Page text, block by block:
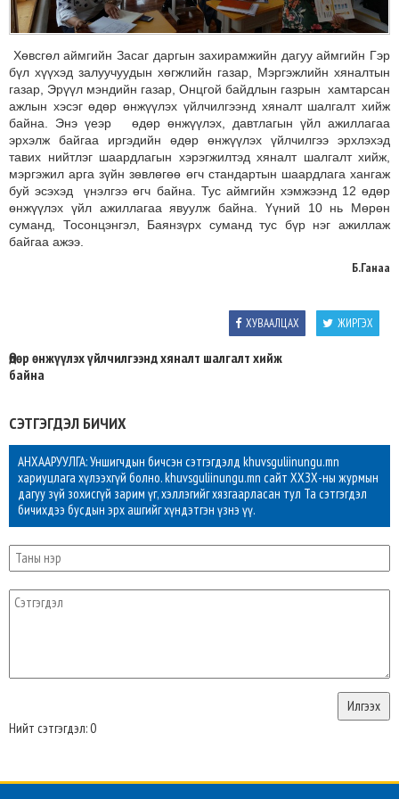
Хөвсгөл аймгийн Засаг даргын захирамжийн дагуу аймгийн Гэр
бүл хүүхэд залуучуудын хөгжлийн газар, Мэргэжлийн хяналтын
газар, Эрүүл мэндийн газар, Онцгой байдлын газрын хамтарсан
ажлын хэсэг өдөр өнжүүлэх үйлчилгээнд хяналт шалгалт хийж
байна. Энэ үеэр
өдөр өнжүүлэх, давтлагын үйл ажиллагаа
эрхэлж байгаа иргэдийн өдөр өнжүүлэх үйлчилгээ эрхлэхэд
тавих нийтлэг шаардлагын хэрэгжилтэд хяналт шалгалт хийж,
мэргэжил арга зүйн зөвлөгөө өгч стандартын шаардлага хангаж
буй эсэхэд
үнэлгээ өгч байна. Тус аймгийн хэмжээнд 12 өдөр
өнжүүлэх үйл ажиллагаа явуулж байна. Үүний 10 нь Мөрөн
суманд, Тосонцэнгэл, Баянзүрх суманд тус бүр нэг ажиллаж
байгаа ажээ.
Б.Ганаа
ЖИРГЭХ
ХУВААЛЦАХ
Өдөр өнжүүлэх үйлчилгээнд хяналт шалгалт хийж
байна
СЭТГЭГДЭЛ БИЧИХ
АНХААРУУЛГА: Уншигчдын бичсэн сэтгэгдэлд khuvsguliinungu.mn
хариуцлага хүлээхгүй болно. khuvsguliinungu.mn сайт ХХЗХ-ны журмын
дагуу зүй зохисгүй зарим үг, хэллэгийг хязгаарласан тул Та сэтгэгдэл
бичихдээ бусдын эрх ашгийг хүндэтгэн үзнэ үү.
Нийт сэтгэгдэл: 0